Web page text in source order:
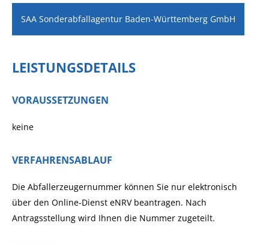
SAA Sonderabfallagentur Baden-Württemberg GmbH
LEISTUNGSDETAILS
VORAUSSETZUNGEN
keine
VERFAHRENSABLAUF
Die Abfallerzeugernummer können Sie nur elektronisch
über den Online-Dienst eNRV beantragen. Nach
Antragsstellung wird Ihnen die Nummer zugeteilt.